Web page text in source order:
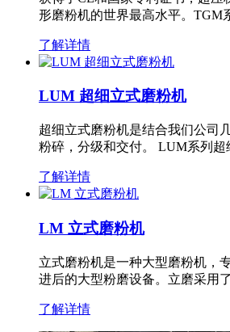
形磨粉机的世界最高水平。TGM
了解详情
LUM 超细立式磨粉机
超细立式磨粉机是结合我们公司
粉碎，分级和交付。 LUM系列
了解详情
LM 立式磨粉机
立式磨粉机是一种大型磨粉机，
进后的大型粉磨设备。立磨采用
了解详情